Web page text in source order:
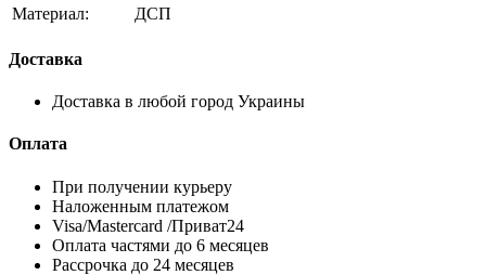
Материал:
ДСП
Доставка
Доставка в любой город Украины
Оплата
При получении курьеру
Наложенным платежом
Visa/Mastercard /Приват24
Оплата частями до 6 месяцев
Рассрочка до 24 месяцев